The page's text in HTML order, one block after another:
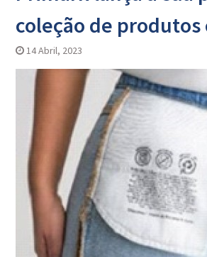
coleção de
14 Abril, 2023